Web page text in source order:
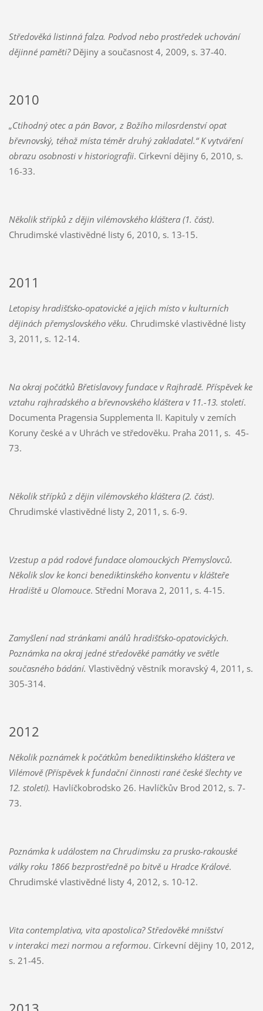
Středověká listinná falza. Podvod nebo prostředek uchování
dějinné paměti? Dějiny a současnost 4, 2009, s. 37-40.
2010
„Ctihodný otec a pán Bavor, z Božího milosrdenství opat
břevnovský, téhož místa téměr druhý zakladatel.“ K vytváření
obrazu osobnosti v historiografii. Církevní dějiny 6, 2010, s.
16-33.
Několik střípků z dějin vilémovského kláštera (1. část).
Chrudimské vlastivědné listy 6, 2010, s. 13-15.
2011
Letopisy hradišťsko-opatovické a jejich místo v kulturních
dějinách přemyslovského věku. Chrudimské vlastivědné listy
3, 2011, s. 12-14.
Na okraj počátků Břetislavovy fundace v Rajhradě. Příspěvek ke
vztahu rajhradského a břevnovského kláštera v 11.-13. století.
Documenta Pragensia Supplementa II. Kapituly v zemích
Koruny české a v Uhrách ve středověku. Praha 2011, s. 45-
73.
Několik střípků z dějin vilémovského kláštera (2. část).
Chrudimské vlastivědné listy 2, 2011, s. 6-9.
Vzestup a pád rodové fundace olomouckých Přemyslovců.
Několik slov ke konci benediktinského konventu v klášteře
Hradiště u Olomouce. Střední Morava 2, 2011, s. 4-15.
Zamyšlení nad stránkami análů hradišťsko-opatovických.
Poznámka na okraj jedné středověké památky ve světle
současného bádání. Vlastivědný věstník moravský 4, 2011, s.
305-314.
2012
Několik poznámek k počátkům benediktinského kláštera ve
Vilémově (Příspěvek k fundační činnosti rané české šlechty ve
12. století). Havlíčkobrodsko 26. Havlíčkův Brod 2012, s. 7-
73.
Poznámka k událostem na Chrudimsku za prusko-rakouské
války roku 1866 bezprostředně po bitvě u Hradce Králové.
Chrudimské vlastivědné listy 4, 2012, s. 10-12.
Vita contemplativa, vita apostolica? Středověké mnišství
v interakci mezi normou a reformou. Církevní dějiny 10, 2012,
s. 21-45.